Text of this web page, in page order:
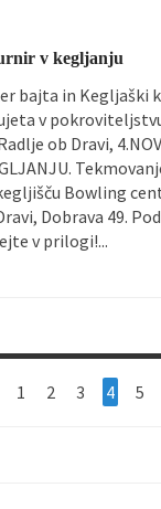
v kegljanju
bajta in Kegljaški
v
ob Dravi,
Bowling
Dobrava 49.
v prilogi!...
1 2 3 4 5